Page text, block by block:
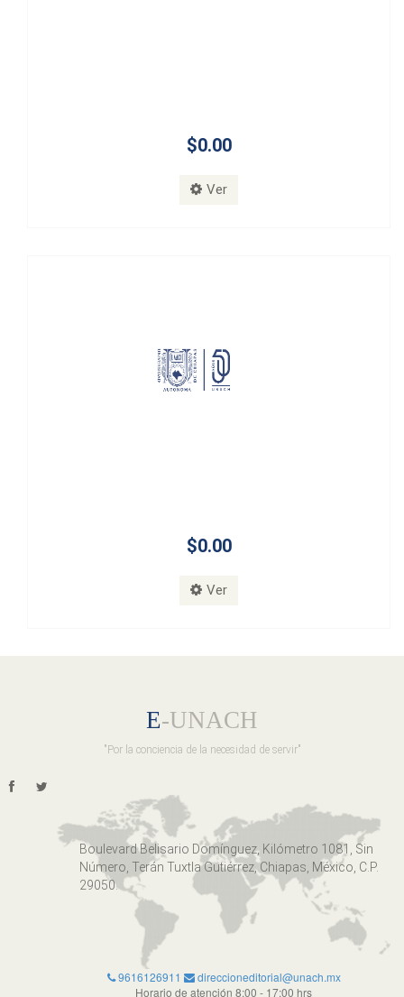
E-UNACH
"Por la conciencia de la necesidad de servir"
Boulevard Belisario Domínguez, Kilómetro 1081, Sin
Número, Terán Tuxtla Gutiérrez, Chiapas, México, C.P.
29050.
9616126911
direccioneditorial@unach.mx
Horario de atención 8:00 - 17:00 hrs